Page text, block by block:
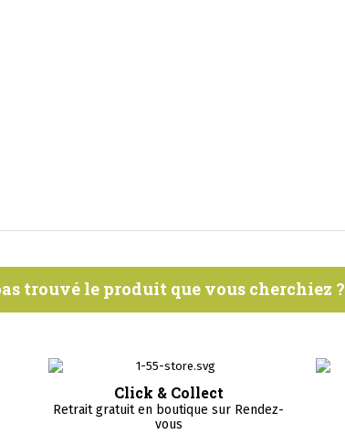
trouvé le produit que vous cherchiez ?
Click & Collect
Retrait gratuit en boutique sur Rendez-
vous